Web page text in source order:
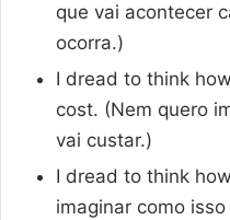
que vai acontecer
ocorra.)
I dread to think
cost. (Nem quero
vai custar.)
I dread to think
imaginar como